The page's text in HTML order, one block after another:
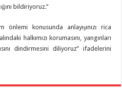
bildiriyoruz.’’
konusunda anlayışınızı rica
halkımızı korumasını, yangınları
dindirmesini diliyoruz” ifadelerini